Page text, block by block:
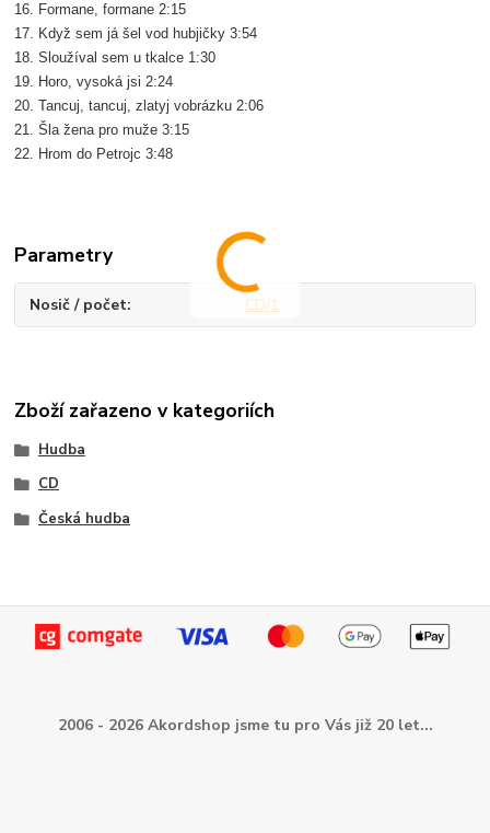
16. Formane, formane 2:15
17. Když sem já šel vod hubjičky 3:54
18. Sloužíval sem u tkalce 1:30
19. Horo, vysoká jsi 2:24
20. Tancuj, tancuj, zlatyj vobrázku 2:06
21. Šla žena pro muže 3:15
22. Hrom do Petrojc 3:48
Parametry
Nosič / počet CD/1
Zboží zařazeno v kategoriích
Hudba
CD
Česká hudba
2006 - 2026 Akordshop jsme tu pro Vás již 20 let...